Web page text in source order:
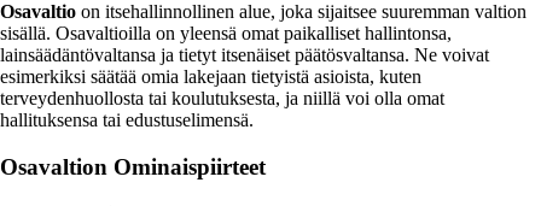
Osavaltio on itsehallinnollinen alue, joka sijaitsee suuremman valtion
sisällä. Osavaltioilla on yleensä omat paikalliset hallintonsa,
lainsäädäntövaltansa ja tietyt itsenäiset päätösvaltansa. Ne voivat
esimerkiksi säätää omia lakejaan tietyistä asioista, kuten
terveydenhuollosta tai koulutuksesta, ja niillä voi olla omat
hallituksensa tai edustuselimensä.
Osavaltion Ominaispiirteet